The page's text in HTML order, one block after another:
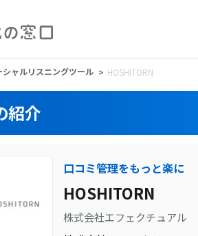
シャルリスニングツール HOSHITORN
紹介
口コミ管理をもっと楽に
HOSHITORN
株式会社エフェクチュアル